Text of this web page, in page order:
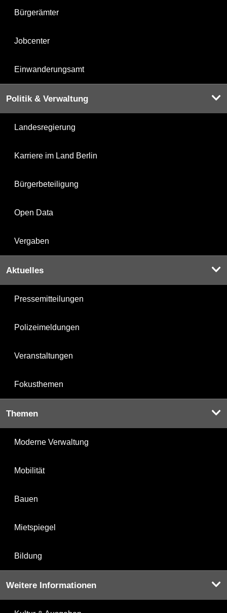
Bürgerämter
Jobcenter
Einwanderungsamt
Politik & Verwaltung
Landesregierung
Karriere im Land Berlin
Bürgerbeteiligung
Open Data
Vergaben
Aktuelles
Pressemitteilungen
Polizeimeldungen
Veranstaltungen
Fokusthemen
Themen
Moderne Verwaltung
Mobilität
Bauen
Mietspiegel
Bildung
Weitere Informationen